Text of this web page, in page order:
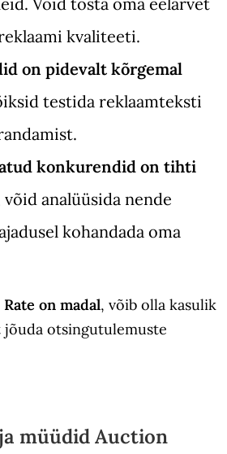
kvaliteeti.
on pidevalt kõrgemal
testida reklaamteksti
konkurendid on tihti
võid analüüsida nende
kohandada oma
on madal, võib olla kasulik
otsingutulemuste
müüdid Auction